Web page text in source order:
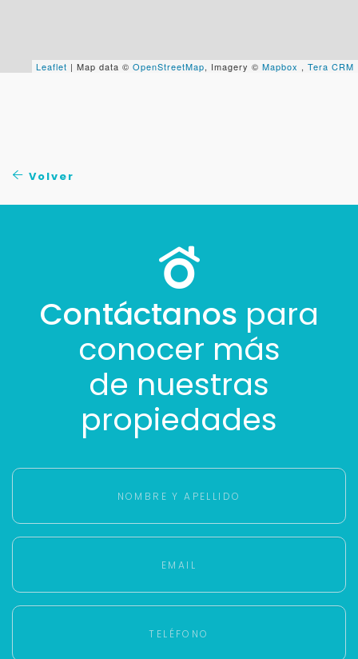
Leaflet | Map data © OpenStreetMap, Imagery © Mapbox , Tera CRM
Volver
Contáctanos para
conocer más
de nuestras
propiedades
Tus datos están seguros
Buscamos darte la mejor experiencia.
Con estos datos podemos responderte mejor y
más rápido.